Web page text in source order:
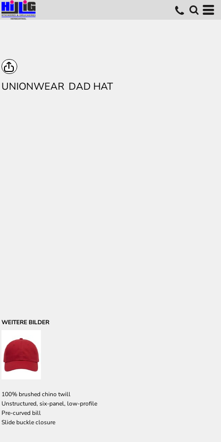
UNIONWEAR DAD HAT
WEITERE BILDER
100% brushed chino twill
Unstructured, six-panel, low-profile
Pre-curved bill
Slide buckle closure